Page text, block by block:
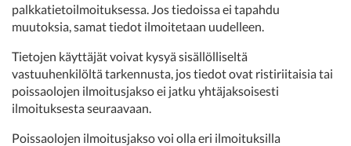
palkkatietoilmoituksessa. Jos tiedoissa ei tapahdu
muutoksia, samat tiedot ilmoitetaan uudelleen.
Tietojen käyttäjät voivat kysyä sisällölliseltä
vastuuhenkilöltä tarkennusta, jos tiedot ovat ristiriitaisia tai
poissaolojen ilmoitusjakso ei jatku yhtäjaksoisesti
ilmoituksesta seuraavaan.
Poissaolojen ilmoitusjakso voi olla eri ilmoituksilla